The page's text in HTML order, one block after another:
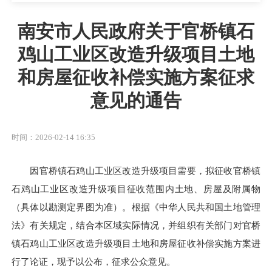
南安市人民政府关于官桥镇石
鸡山工业区改造升级项目土地
和房屋征收补偿实施方案征求
意见的通告
时间：2026-02-14 16:35
因官桥镇石鸡山工业区改造升级项目需要，拟征收官桥镇
石鸡山工业区改造升级项目征收范围内土地、房屋及附属物
（具体以勘测定界图为准）。根据《中华人民共和国土地管理
法》有关规定，结合本区域实际情况，并组织有关部门对官桥
镇石鸡山工业区改造升级项目土地和房屋征收补偿实施方案进
行了论证，现予以公布，征求公众意见。